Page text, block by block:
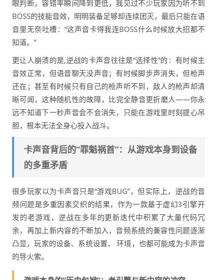
眼判断，容错率瞬间降到更低，我见过不少玩家因为听不到
BOSS的技能音效，明明装备足够却连续团灭，最后只能在语
音里无奈吐槽：“这声音卡得我连BOSS什么时候放大招都不
知道。”
更让人崩溃的是,逆战的卡声音往往是“选择性”的：有时候主
音效正常，但语音聊天没声音；有时候脚步声消失，但枪声
还在；甚至有时候只有自己的枪声听不到，敌人的枪声却清
晰可闻，这种随机性的故障，比完全静音更折磨人——你永
远不知道下一秒声音会不会消失，只能在游戏里时刻提心吊
胆，根本无法全身心投入战斗。
卡声音背后的“罪魁祸首”：从游戏本身到设备
的多重矛盾
很多玩家以为卡声音只是“游戏BUG”，但实际上，逆战的音
频问题是多重因素交织的结果，作为一款基于虚幻3引擎开
发的老游戏，逆战在多年的更新迭代中积累了大量代码冗
余，再加上新内容的不断加入，音频系统的兼容性问题逐渐
凸显，玩家的设备、系统设置、 环境，也都可能成为卡声音
的导火索。